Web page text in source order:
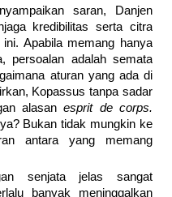
saran, Danjen
kredibilitas serta citra
Apabila memang hanya
persoalan adalah semata
aturan yang ada di
Kopassus tanpa sadar
alasanesprit de corps.
Bukan tidak mungkin ke
antara yang memang
senjata jelas sangat
banyak meninggalkan